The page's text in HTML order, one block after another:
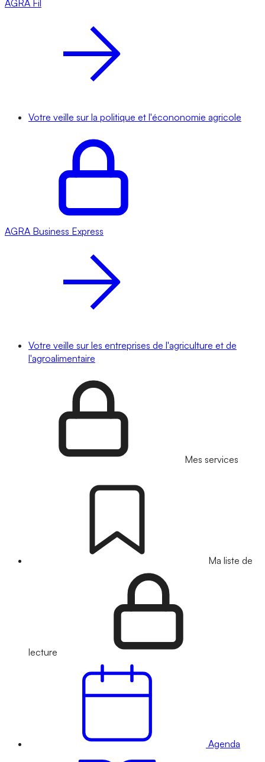
AGRA Fil
Votre veille sur la politique et l'écononomie agricole
AGRA Business Express
Votre veille sur les entreprises de l'agriculture et de
l'agroalimentaire
Mes services
Ma liste de
lecture
Agenda